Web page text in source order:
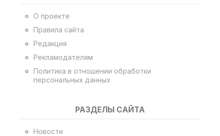
О проекте
Правила сайта
Редакция
Рекламодателям
Политика в отношении обработки
персональных данных
РАЗДЕЛЫ САЙТА
Новости